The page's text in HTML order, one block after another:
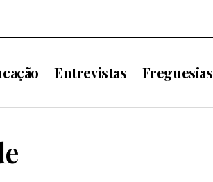
Entrevistas Freguesias